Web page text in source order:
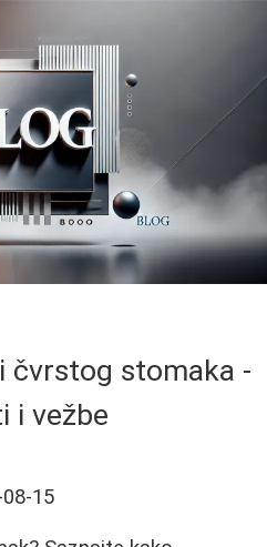
čvrstog stomaka -
i vežbe
15